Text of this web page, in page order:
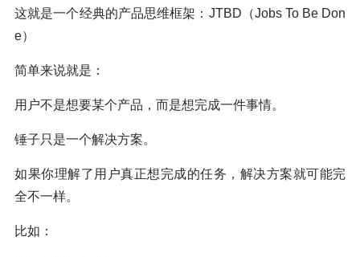
这就是一个经典的产品思维框架：JTBD（Jobs To Be Don
e）
简单来说就是：
用户不是想要某个产品，而是想完成一件事情。
锤子只是一个解决方案。
如果你理解了用户真正想完成的任务，解决方案就可能完
全不一样。
比如：